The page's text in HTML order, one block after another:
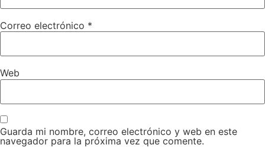
Correo electrónico *
Web
Guarda mi nombre, correo electrónico y web en este
navegador para la próxima vez que comente.